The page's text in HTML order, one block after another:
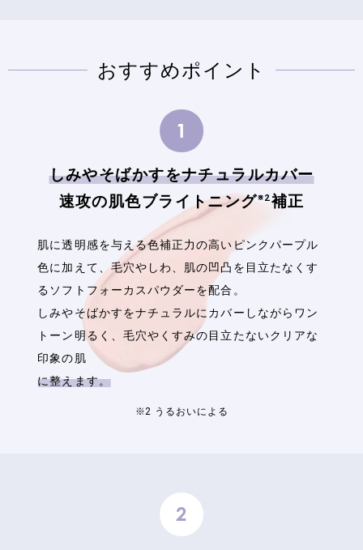
おすすめポイント
しみやそばかすをナチュラルカバー
速攻の肌色ブライトニング※2補正
肌に透明感を与える色補正力の高いピンクパープル
色に加えて、毛穴やしわ、肌の凹凸を目立たなくす
るソフトフォーカスパウダーを配合。
しみやそばかすをナチュラルにカバーしながらワン
トーン明るく、 毛穴やくすみの目立たないクリアな
印象の肌
に整えます。
※2 うるおいによる